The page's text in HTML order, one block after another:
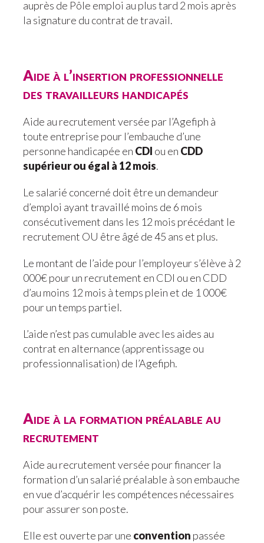
auprès de Pôle emploi au plus tard 2 mois après
la signature du contrat de travail.
Aide à l’insertion professionnelle
des travailleurs handicapés
Aide au recrutement versée par l’Agefiph à
toute entreprise pour l’embauche d’une
personne handicapée en CDI ou en CDD
supérieur ou égal à 12 mois.
Le salarié concerné doit être un demandeur
d’emploi ayant travaillé moins de 6 mois
consécutivement dans les 12 mois précédant le
recrutement OU être âgé de 45 ans et plus.
Le montant de l’aide pour l’employeur s’élève à 2
000€ pour un recrutement en CDI ou en CDD
d’au moins 12 mois à temps plein et de 1 000€
pour un temps partiel.
L’aide n’est pas cumulable avec les aides au
contrat en alternance (apprentissage ou
professionnalisation) de l’Agefiph.
Aide à la formation préalable au
recrutement
Aide au recrutement versée pour financer la
formation d’un salarié préalable à son embauche
en vue d’acquérir les compétences nécessaires
pour assurer son poste.
Elle est ouverte par une convention passée